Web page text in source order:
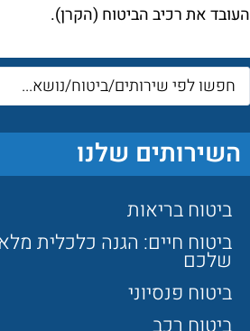
השירותים שלנו
ביטוח בריאות
ביטוח חיים: הגנה כלכלית
שלכם
ביטוח פנסיוני
העובד את רכיב הביטוח (הקרן).